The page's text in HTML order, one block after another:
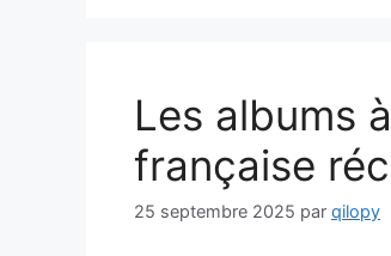
Les albums
française
25 septembre 2025 par qilopy